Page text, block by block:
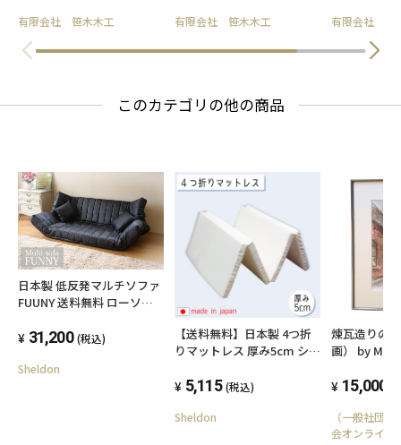
有限会社 笹木木工
有限会社 笹木木工
有限会社 笹
このカテゴリの他の商品
日本製 低反発マルチソファ
FUUNY 送料無料 ローソフ
グ フロアソファー ソファー
チュラル おしゃれ シンプル
31,200 (税込)
Sheldon
【送料無料】日本製 4つ折
りマットレス 厚み5cm シン
90ニュートン 新生活 S 簡易
中泊
5,115 (税込)
Sheldon
煉瓦造りの
画） by
15,000
（一般社団
会オンライン